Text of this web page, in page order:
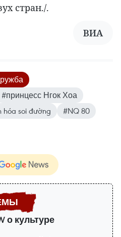
стран./.
ВИА
#принцесс Нгок Хоа
hóa soi đường #NQ 80
о культуре